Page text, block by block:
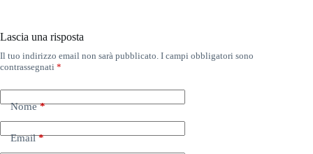
Lascia una risposta
Il tuo indirizzo email non sarà pubblicato. I campi obbligatori sono
contrassegnati *
Nome*
Email*